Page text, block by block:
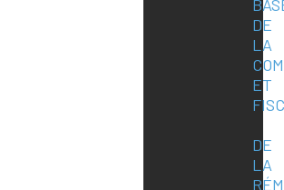
DE
LA
ET
DE
LA